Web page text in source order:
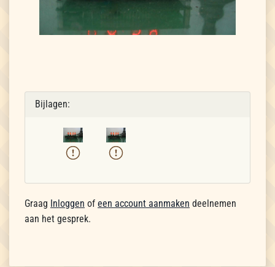
Bijlagen:
Graag Inloggen of een account aanmaken deelnemen
aan het gesprek.